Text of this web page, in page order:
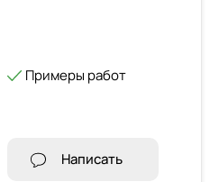
Примеры работ
Написать